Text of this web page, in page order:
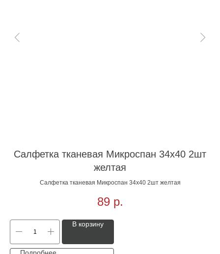
Салфетка тканевая Микроспан 34х40 2шт
желтая
Салфетка тканевая Микроспан 34х40 2шт желтая
89 р.
В корзину
Подробнее